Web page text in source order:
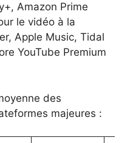
Amazon Prime
le vidéo à la
Apple Music, Tidal
YouTube Premium
des
majeures :